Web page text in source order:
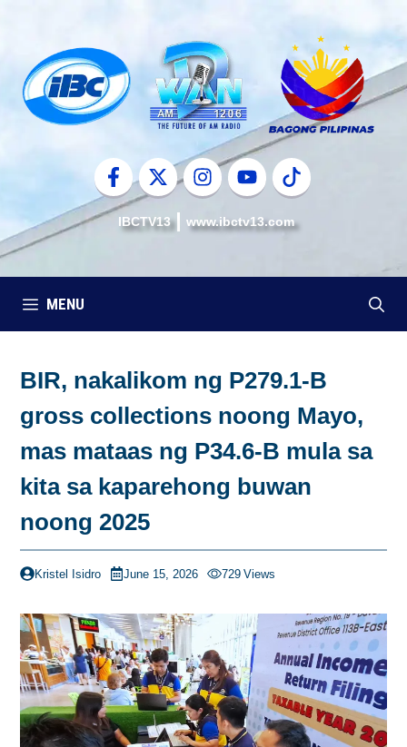
content
IBCTV13 www.ibctv13.com
MENU
BIR, nakalikom ng P279.1-B
gross collections noong Mayo,
mas mataas ng P34.6-B mula sa
kita sa kaparehong buwan
noong 2025
Kristel Isidro June 15, 2026 729 Views